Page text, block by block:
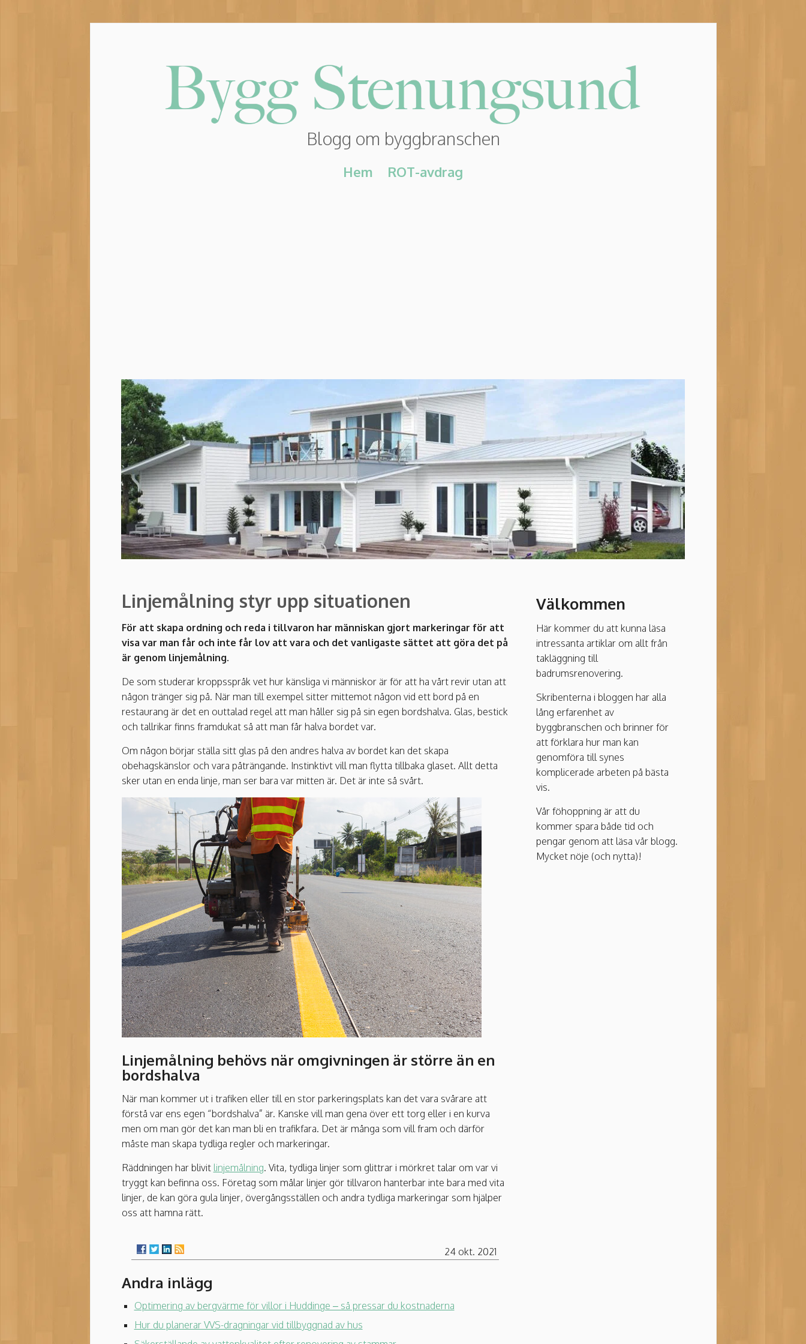
Blogg om byggbranschen
Hem ROT-avdrag
Linjemålning styr upp situationen
För att skapa ordning och reda i tillvaron har människan gjort markeringar för att
visa var man får och inte får lov att vara och det vanligaste sättet att göra det på
är genom linjemålning.
De som studerar kroppsspråk vet hur känsliga vi människor är för att ha vårt revir utan att
någon tränger sig på. När man till exempel sitter mittemot någon vid ett bord på en
restaurang är det en outtalad regel att man håller sig på sin egen bordshalva. Glas, bestick
och tallrikar finns framdukat så att man får halva bordet var.
Om någon börjar ställa sitt glas på den andres halva av bordet kan det skapa
obehagskänslor och vara påträngande. Instinktivt vill man flytta tillbaka glaset. Allt detta
sker utan en enda linje, man ser bara var mitten är. Det är inte så svårt.
Linjemålning behövs när omgivningen är större än en
bordshalva
När man kommer ut i trafiken eller till en stor parkeringsplats kan det vara svårare att
förstå var ens egen “bordshalva” är. Kanske vill man gena över ett torg eller i en kurva
men om man gör det kan man bli en trafikfara. Det är många som vill fram och därför
måste man skapa tydliga regler och markeringar.
Räddningen har blivit linjemålning. Vita, tydliga linjer som glittrar i mörkret talar om var vi
tryggt kan befinna oss. Företag som målar linjer gör tillvaron hanterbar inte bara med vita
linjer, de kan göra gula linjer, övergångsställen och andra tydliga markeringar som hjälper
oss att hamna rätt.
24 okt. 2021
Andra inlägg
Optimering av bergvärme för villor i Huddinge – så pressar du kostnaderna
Hur du planerar VVS-dragningar vid tillbyggnad av hus
Välkommen
Här kommer du att kunna läsa
intressanta artiklar om allt från
takläggning till
badrumsrenovering.
Skribenterna i bloggen har alla
lång erfarenhet av
byggbranschen och brinner för
att förklara hur man kan
genomföra till synes
komplicerade arbeten på bästa
vis.
Vår föhoppning är att du
kommer spara både tid och
pengar genom att läsa vår blogg.
Mycket nöje (och nytta)!